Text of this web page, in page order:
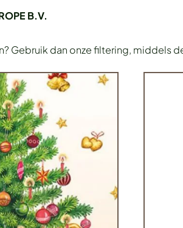
B.V.
Gebruik dan onze filtering, middels